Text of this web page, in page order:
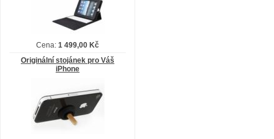
Cena: 1 499,00 Kč
Originální stojánek pro Váš
iPhone